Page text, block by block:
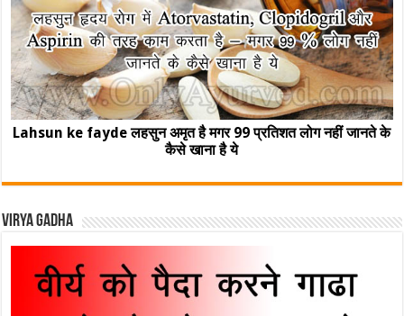
Lahsun ke fayde लहसुन अमृत है मगर 99 प्रतिशत लोग नहीं जानते के
कैसे खाना है ये
Virya Gadha